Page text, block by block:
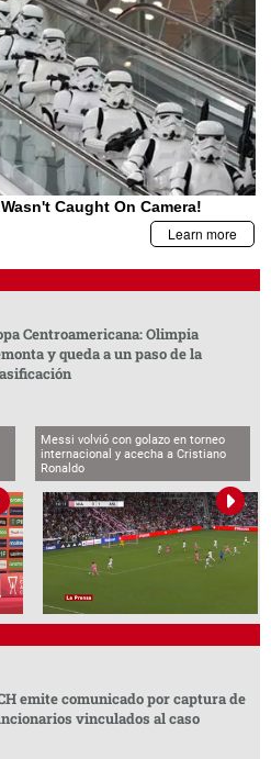
Centroamericana: Olimpia
y queda a un paso de la
Messi volvió con golazo en torneo
internacional y acecha a Cristiano
Ronaldo
emite comunicado por captura de
vinculados al caso